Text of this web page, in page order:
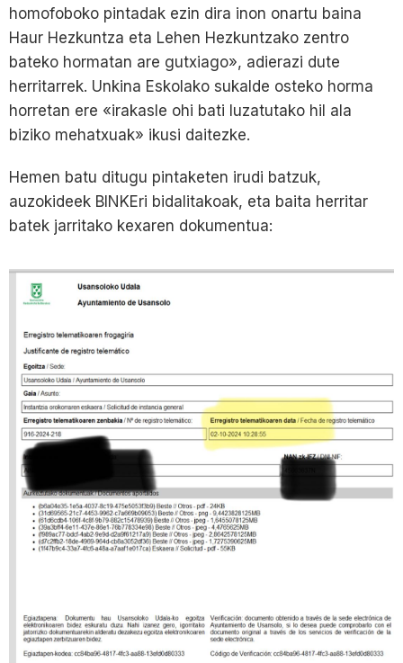
homofoboko pintadak ezin dira inon onartu baina
Haur Hezkuntza eta Lehen Hezkuntzako zentro
bateko hormatan are gutxiago», adierazi dute
herritarrek. Unkina Eskolako sukalde osteko horma
horretan ere «irakasle ohi bati luzatutako hil ala
biziko mehatxuak» ikusi daitezke.
Hemen batu ditugu pintaketen irudi batzuk,
auzokideek BINKEri bidalitakoak, eta baita herritar
batek jarritako kexaren dokumentua: